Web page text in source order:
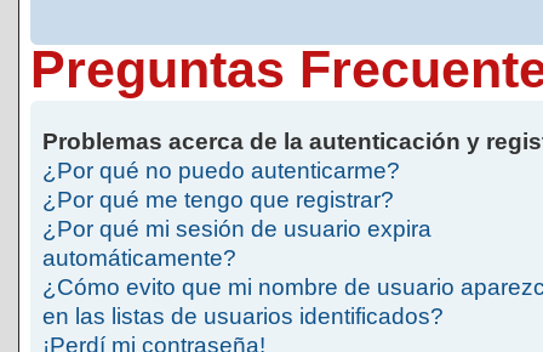
Preguntas
Problemas acerca de la autenticación y
¿Por qué no puedo autenticarme?
¿Por qué me tengo que registrar?
¿Por qué mi sesión de usuario expira
automáticamente?
¿Cómo evito que mi nombre de usuario
en las listas de usuarios identificados?
¡Perdí mi contraseña!